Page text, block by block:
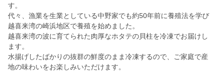
す。
代々、漁業を生業としている中野家でも約50年前に養殖法を学び
越喜来湾の崎浜地区で養殖を始めました。
越喜来湾の波に育てられた肉厚なホタテの貝柱を冷凍でお届けし
ます。
水揚げしたばかりの抜群の鮮度のまま冷凍するので、ご家庭で産
地の味わいをお楽しみいただけます。